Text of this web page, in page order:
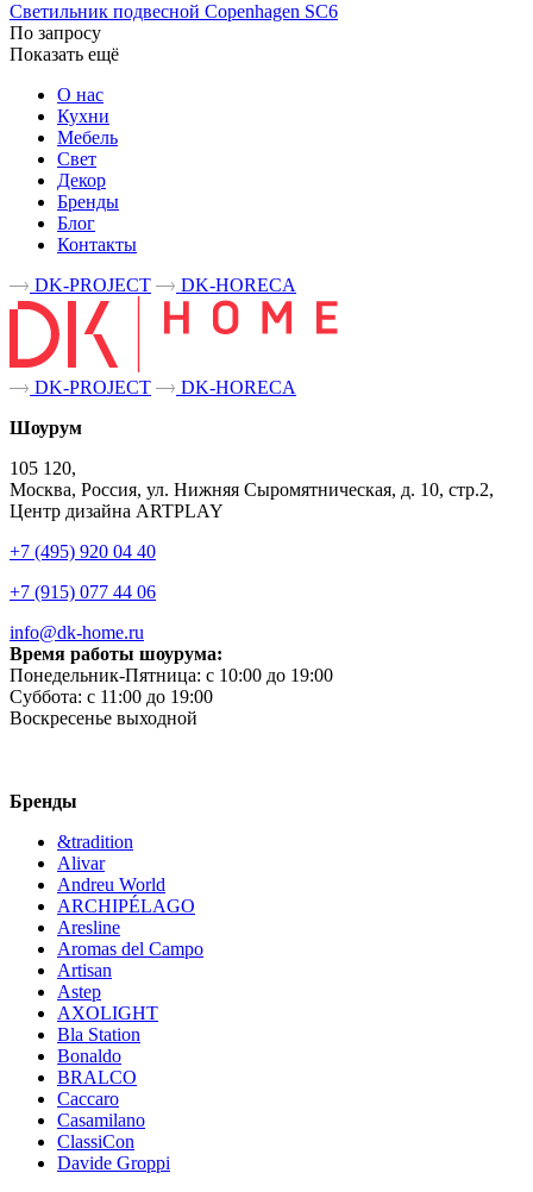
Светильник подвесной Copenhagen SC6
По запросу
Показать ещё
О нас
Кухни
Мебель
Свет
Декор
Бренды
Блог
Контакты
DK-PROJECT
DK-HORECA
DK-PROJECT
DK-HORECA
Шоурум
105 120,
Москва, Россия, ул. Нижняя Сыромятническая, д. 10, стр.2,
Центр дизайна ARTPLAY
+7 (495) 920 04 40
+7 (915) 077 44 06
info@dk-home.ru
Время работы шоурума:
Понедельник-Пятница: c 10:00 до 19:00
Суббота: c 11:00 до 19:00
Воскресенье выходной
Бренды
&tradition
Alivar
Andreu World
ARCHIPÉLAGO
Aresline
Aromas del Campo
Artisan
Astep
AXOLIGHT
Bla Station
Bonaldo
BRALCO
Caccaro
Casamilano
ClassiCon
Davide Groppi